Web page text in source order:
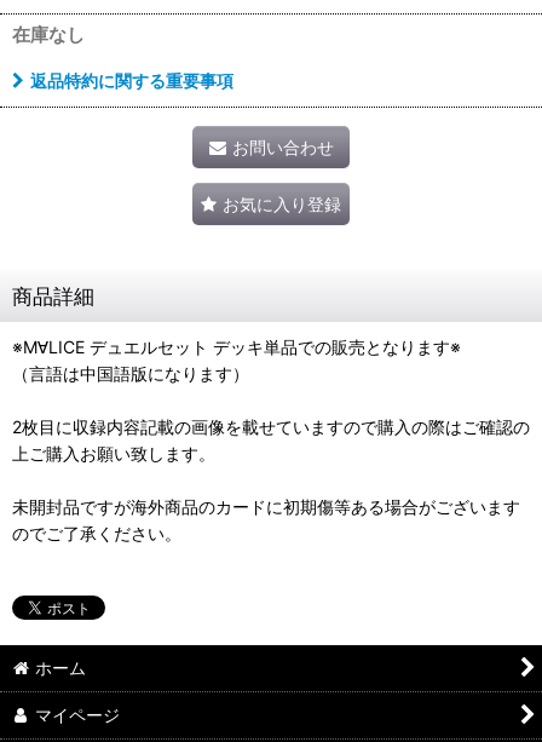
在庫なし
返品特約に関する重要事項
お問い合わせ
お気に入り登録
商品詳細
※M∀LICE デュエルセット デッキ単品での販売となります※
（言語は中国語版になります）
2枚目に収録内容記載の画像を載せていますので購入の際はご確認の
上ご購入お願い致します。
未開封品ですが海外商品のカードに初期傷等ある場合がございます
のでご了承ください。
ホーム
マイページ